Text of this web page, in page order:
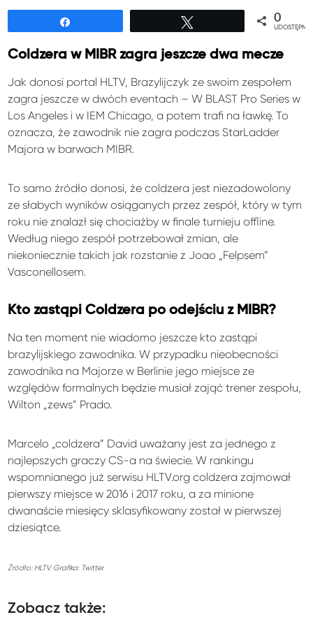
0
Coldzera w MIBR zagra jeszcze dwa mecze
Jak donosi portal HLTV, Brazylijczyk ze swoim zespołem
zagra jeszcze w dwóch eventach – W BLAST Pro Series w
Los Angeles i w IEM Chicago, a potem trafi na ławkę. To
oznacza, że zawodnik nie zagra podczas StarLadder
Majora w barwach MIBR.
To samo źródło donosi, że coldzera jest niezadowolony
ze słabych wyników osiąganych przez zespół, który w tym
roku nie znalazł się chociażby w finale turnieju offline.
Według niego zespół potrzebował zmian, ale
niekoniecznie takich jak rozstanie z Joao „Felpsem”
Vasconellosem.
Kto zastąpi Coldzera po odejściu z MIBR?
Na ten moment nie wiadomo jeszcze kto zastąpi
brazylijskiego zawodnika. W przypadku nieobecności
zawodnika na Majorze w Berlinie jego miejsce ze
względów formalnych będzie musiał zająć trener zespołu,
Wilton „zews” Prado.
Marcelo „coldzera” David uważany jest za jednego z
najlepszych graczy CS-a na świecie. W rankingu
wspomnianego już serwisu HLTV.org coldzera zajmował
pierwszy miejsce w 2016 i 2017 roku, a za minione
dwanaście miesięcy sklasyfikowany został w pierwszej
dziesiątce.
Źródło: HLTV. Grafika: Twitter.
Zobacz także: